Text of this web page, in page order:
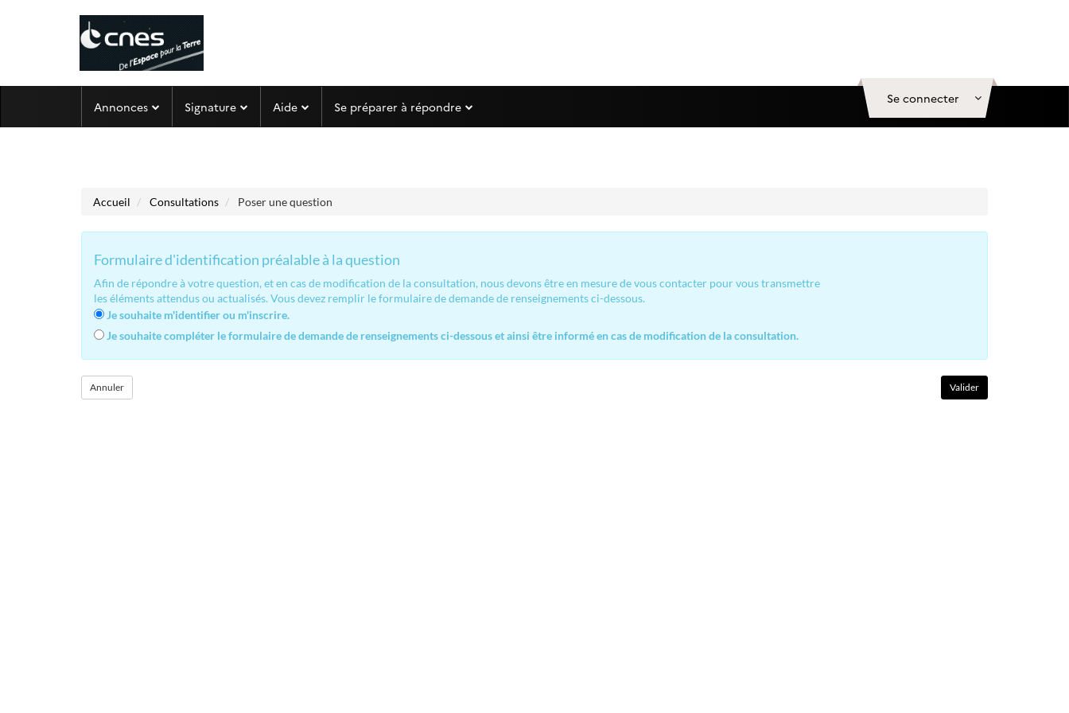
Se connecter
Annonces Signature Aide Se préparer à répondre
Accueil Consultations Poser une question
Formulaire d'identification préalable à la question
Afin de répondre à votre question, et en cas de modification de la consultation, nous devons être en mesure de vous contacter pour vous transmettre
les éléments attendus ou actualisés. Vous devez remplir le formulaire de demande de renseignements ci-dessous.
Je souhaite m'identifier ou m'inscrire.
Je souhaite compléter le formulaire de demande de renseignements ci-dessous et ainsi être informé en cas de modification de la consultation.